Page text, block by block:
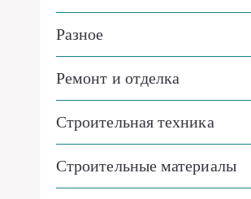
Разное
Ремонт и отделка
Строительная техника
Строительные материалы